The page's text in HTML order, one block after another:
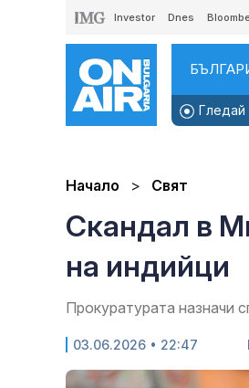
Investor Dnes
Гледай
Начало Свят
Скандал в
на индийци
Прокуратурата назначи
03.06.2026 • 22:47